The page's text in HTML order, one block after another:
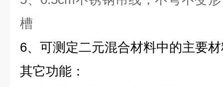
槽
6、 可测定二元混合材料中的主要
其它功能：